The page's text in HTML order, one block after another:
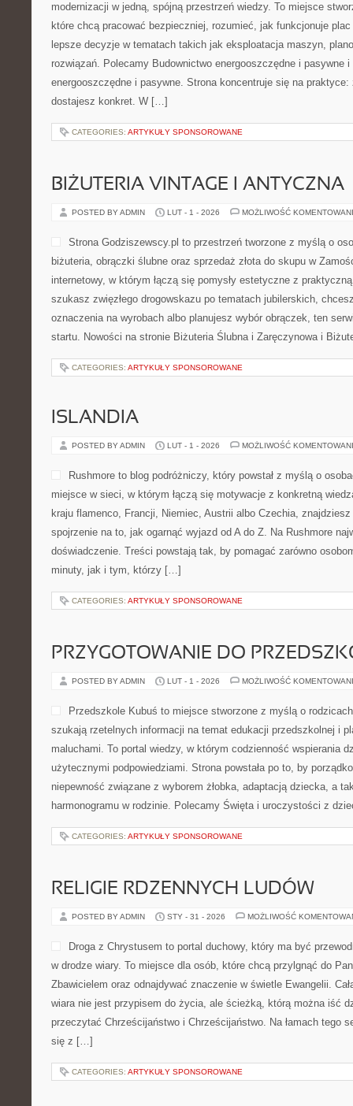
modernizacji w jedną, spójną przestrzeń wiedzy. To miejsce
które chcą pracować bezpieczniej, rozumieć, jak funkcjonuje
lepsze decyzje w tematach takich jak eksploatacja maszyn,
rozwiązań. Polecamy Budownictwo energooszczędne i pasywne i
energooszczędne i pasywne. Strona koncentruje się na praktyce:
dostajesz konkret. W […]
CATEGORIES: ARTYKUŁY SPONSOROWANE
BIŻUTERIA VINTAGE I ANTYCZNA
POSTED BY ADMIN LUT - 1 - 2026 MOŻLIWOŚĆ
Strona Godziszewscy.pl to przestrzeń tworzone z myślą o
biżuteria, obrączki ślubne oraz sprzedaż złota do skupu w
internetowy, w którym łączą się pomysły estetyczne z
szukasz zwięzłego drogowskazu po tematach jubilerskich,
oznaczenia na wyrobach albo planujesz wybór obrączek, ten
startu. Nowości na stronie Biżuteria Ślubna i Zaręczynowa i
CATEGORIES: ARTYKUŁY SPONSOROWANE
ISLANDIA
POSTED BY ADMIN LUT - 1 - 2026 MOŻLIWOŚĆ
Rushmore to blog podróżniczy, który powstał z myślą o
miejsce w sieci, w którym łączą się motywacje z konkretną
kraju flamenco, Francji, Niemiec, Austrii albo Czechia,
spojrzenie na to, jak ogarnąć wyjazd od A do Z. Na Rushmore
doświadczenie. Treści powstają tak, by pomagać zarówno
minuty, jak i tym, którzy […]
CATEGORIES: ARTYKUŁY SPONSOROWANE
PRZYGOTOWANIE DO
POSTED BY ADMIN LUT - 1 - 2026 MOŻLIWOŚĆ
Przedszkole Kubuś to miejsce stworzone z myślą o
szukają rzetelnych informacji na temat edukacji przedszkolnej i
maluchami. To portal wiedzy, w którym codzienność wspierania
użytecznymi podpowiedziami. Strona powstała po to, by
niepewność związane z wyborem żłobka, adaptacją dziecka, a
harmonogramu w rodzinie. Polecamy Święta i uroczystości z
CATEGORIES: ARTYKUŁY SPONSOROWANE
RELIGIE RDZENNYCH LUDÓW
POSTED BY ADMIN STY - 31 - 2026 MOŻLIWOŚĆ
Droga z Chrystusem to portal duchowy, który ma być
w drodze wiary. To miejsce dla osób, które chcą przylgnąć do
Zbawicielem oraz odnajdywać znaczenie w świetle Ewangelii.
wiara nie jest przypisem do życia, ale ścieżką, którą można iść
przeczytać Chrześcijaństwo i Chrześcijaństwo. Na łamach tego
się z […]
CATEGORIES: ARTYKUŁY SPONSOROWANE